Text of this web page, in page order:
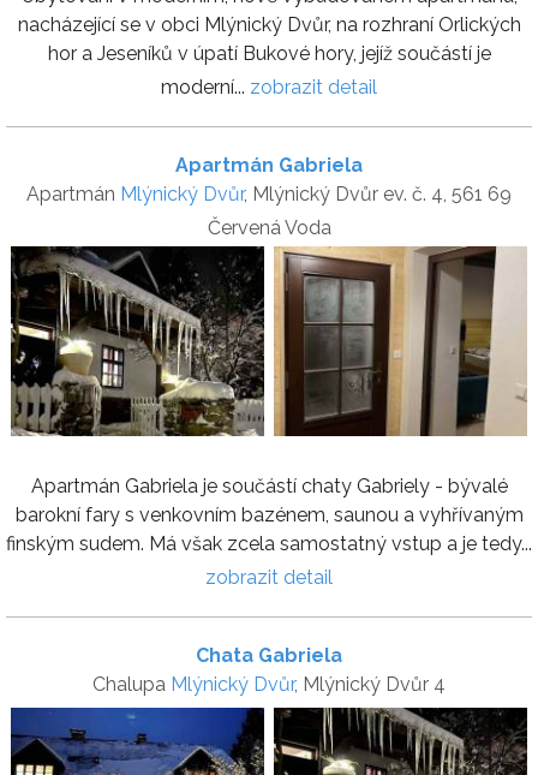
nacházející se v obci Mlýnický Dvůr, na rozhraní Orlických
hor a Jeseníků v úpatí Bukové hory, jejíž součástí je
moderní... zobrazit detail
Apartmán Gabriela
Apartmán Mlýnický Dvůr, Mlýnický Dvůr ev. č. 4, 561 69
Červená Voda
Apartmán Gabriela je součástí chaty Gabriely - bývalé
barokní fary s venkovním bazénem, saunou a vyhřívaným
finským sudem. Má však zcela samostatný vstup a je tedy...
zobrazit detail
Chata Gabriela
Chalupa Mlýnický Dvůr, Mlýnický Dvůr 4